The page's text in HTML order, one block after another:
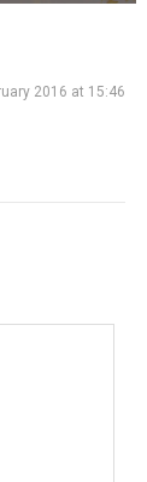
2016 at 15:46